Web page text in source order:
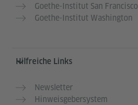
Goethe-Institut San Francisco
Goethe-Institut Washington
Hilfreiche Links
Newsletter
Hinweisgebersystem